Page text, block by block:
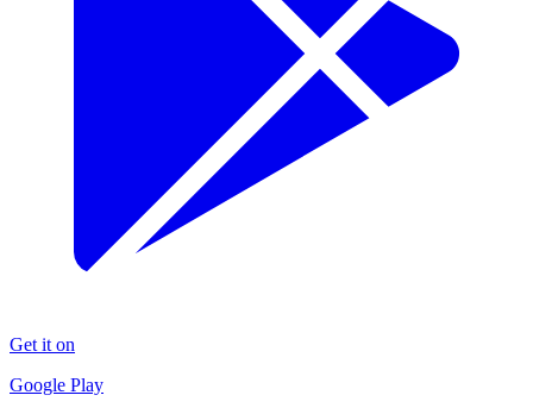
Get it on
Google Play